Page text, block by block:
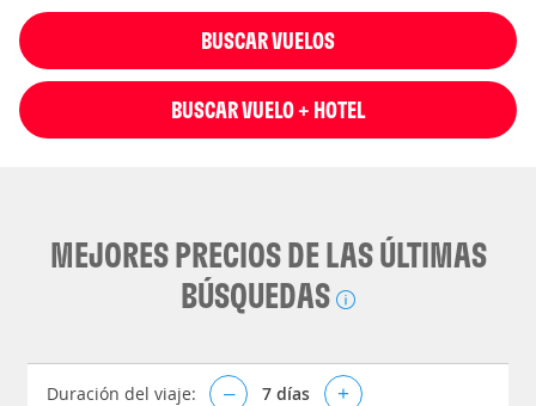
BUSCAR VUELOS
BUSCAR VUELO + HOTEL
MEJORES PRECIOS DE LAS ÚLTIMAS
BÚSQUEDAS
Duración del viaje: – 7 días +